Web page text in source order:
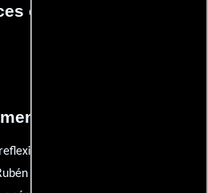
externos
anécdotas y opiniones
Rojo. ¿Qué te ha inspirado de su